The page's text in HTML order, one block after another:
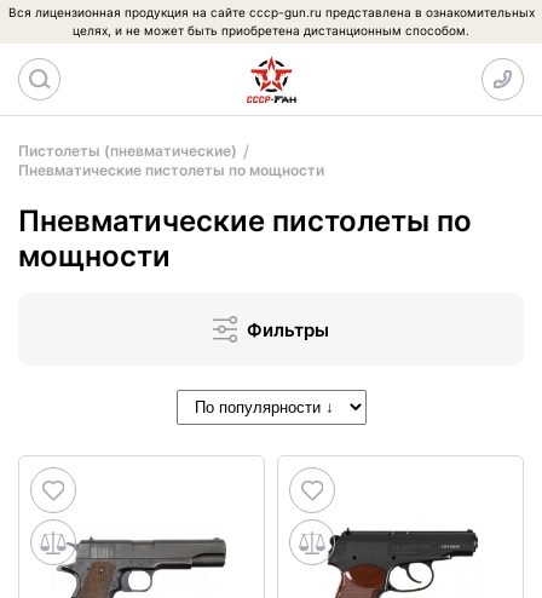
Вся лицензионная продукция на сайте cccp-gun.ru представлена в ознакомительных
целях, и не может быть приобретена дистанционным способом.
Пистолеты (пневматические)
Пневматические пистолеты по мощности
Пневматические пистолеты по
мощности
Фильтры